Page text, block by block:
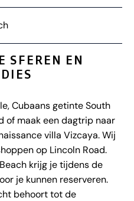
SFEREN EN
Cubaans getinte South
of maak een dagtrip naar
villa Vizcaya. Wij
op Lincoln Road.
krijg je tijdens de
je kunnen reserveren.
behoort tot de